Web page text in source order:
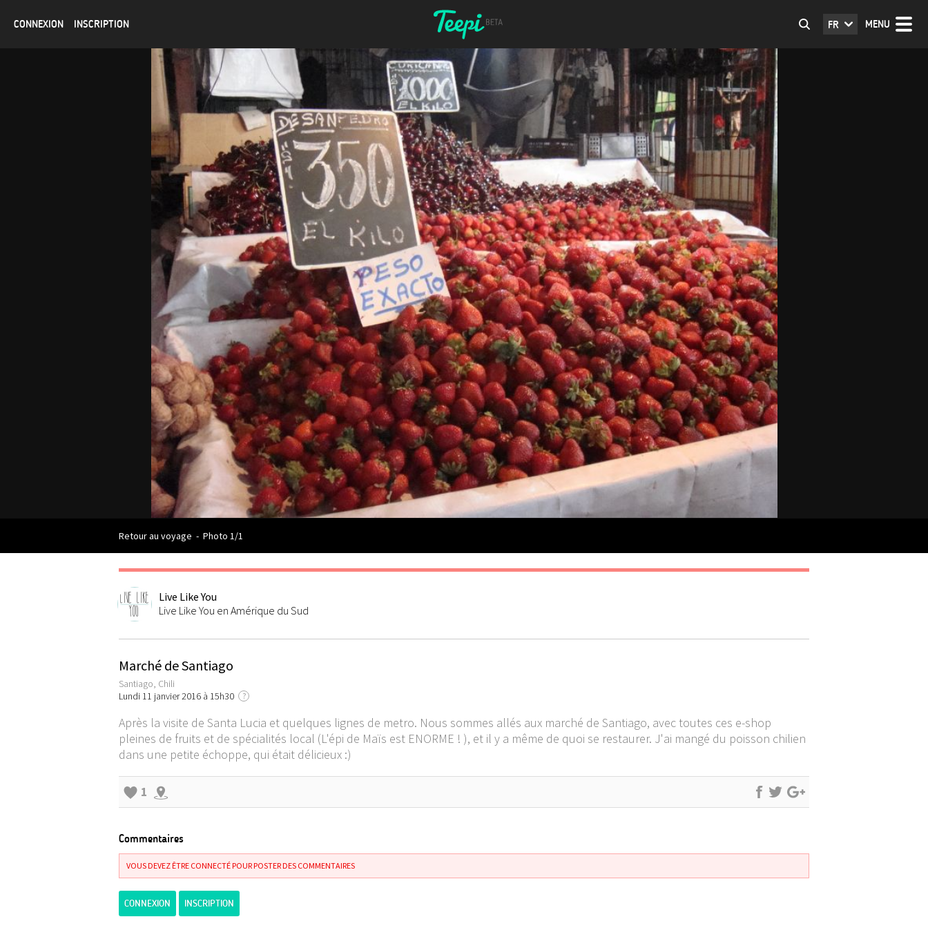
CONNEXION INSCRIPTION MENU
FR
Retour au voyage - Photo 1/1
Live Like You
Live Like You en Amérique du Sud
Marché de Santiago
Santiago, Chili
Lundi 11 janvier 2016 à 15h30
?
Après la visite de Santa Lucia et quelques lignes de metro. Nous sommes allés aux marché de Santiago, avec toutes ces e-shop
pleines de fruits et de spécialités local (L'épi de Maïs est ENORME ! ), et il y a même de quoi se restaurer. J'ai mangé du poisson chilien
dans une petite échoppe, qui était délicieux :)
1
Commentaires
VOUS DEVEZ ÊTRE CONNECTÉ POUR POSTER DES COMMENTAIRES
CONNEXION INSCRIPTION